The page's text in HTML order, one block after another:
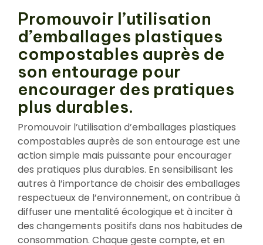
Promouvoir l’utilisation
d’emballages plastiques
compostables auprès de
son entourage pour
encourager des pratiques
plus durables.
Promouvoir l’utilisation d’emballages plastiques
compostables auprès de son entourage est une
action simple mais puissante pour encourager
des pratiques plus durables. En sensibilisant les
autres à l’importance de choisir des emballages
respectueux de l’environnement, on contribue à
diffuser une mentalité écologique et à inciter à
des changements positifs dans nos habitudes de
consommation. Chaque geste compte, et en